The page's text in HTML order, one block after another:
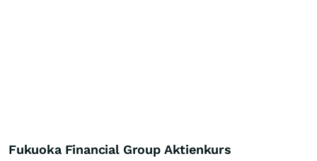
Fukuoka Financial Group Aktienkurs